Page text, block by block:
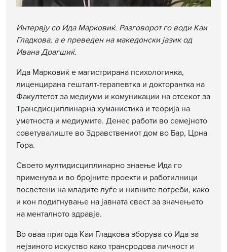
Интервју со Ида Марковиќ. Разговорот го води Каи
Гладкова, а е преведен на македонски јазик од
Ивана Драгшиќ.
Ида Марковиќ е магистрирана психологинка,
лиценцирана гешталт-терапевтка и докторантка на
Факултетот за медиуми и комуникации на отсекот за
Трансдисциплинарна хуманистика и теорија на
уметноста и медиумите. Денес работи во семејното
советувалиште во Здравствениот дом во Бар, Црна
Гора.
Своето мултидисциплинарно знаење Ида го
применува и во бројните проекти и работилници
посветени на младите луѓе и нивните потреби, како
и кон подигнување на јавната свест за значењето
на менталното здравје.
Во оваа пригода Каи Гладкова зборува со Ида за
нејзиното искуство како трансродова личност и